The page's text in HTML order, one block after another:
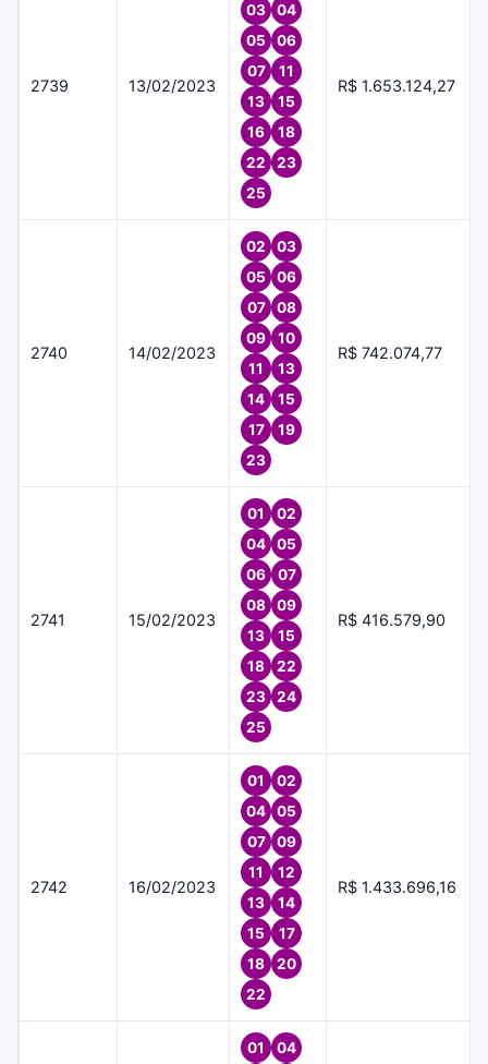
2739 13/02/2023
03
04
05
06
07
11
13
15
16
18
22
23
25
R$ 1.653.124,27
2740 14/02/2023
02
03
05
06
07
08
09
10
11
13
14
15
17
19
23
R$ 742.074,77
2741 15/02/2023
01
02
04
05
06
07
08
09
13
15
18
22
23
24
25
R$ 416.579,90
2742 16/02/2023
01
02
04
05
07
09
11
12
13
14
15
17
18
20
22
R$ 1.433.696,16
01 04